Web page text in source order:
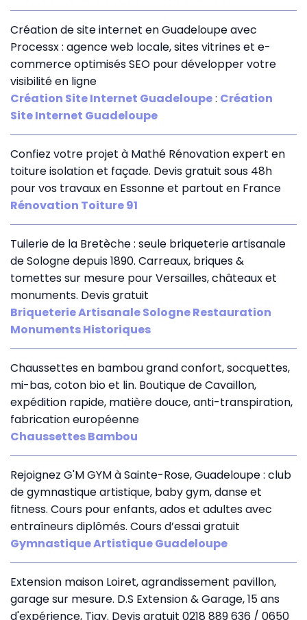
Création de site internet en Guadeloupe avec
Processx : agence web locale, sites vitrines et e-
commerce optimisés SEO pour développer votre
visibilité en ligne
Création Site Internet Guadeloupe: Création
Site Internet Guadeloupe
Confiez votre projet à Mathé Rénovation expert en
toiture isolation et façade. Devis gratuit sous 48h
pour vos travaux en Essonne et partout en France
Rénovation Toiture 91
Tuilerie de la Bretèche : seule briqueterie artisanale
de Sologne depuis 1890. Carreaux, briques &
tomettes sur mesure pour Versailles, châteaux et
monuments. Devis gratuit
Briqueterie Artisanale Sologne Restauration
Monuments Historiques
Chaussettes en bambou grand confort, socquettes,
mi-bas, coton bio et lin. Boutique de Cavaillon,
expédition rapide, matière douce, anti-transpiration,
fabrication européenne
Chaussettes Bambou
Rejoignez G'M GYM à Sainte-Rose, Guadeloupe : club
de gymnastique artistique, baby gym, danse et
fitness. Cours pour enfants, ados et adultes avec
entraîneurs diplômés. Cours d’essai gratuit
Gymnastique Artistique Guadeloupe
Extension maison Loiret, agrandissement pavillon,
garage sur mesure. D.S Extension & Garage, 15 ans
d'expérience, Tigy. Devis gratuit 0218 889 636 / 0650